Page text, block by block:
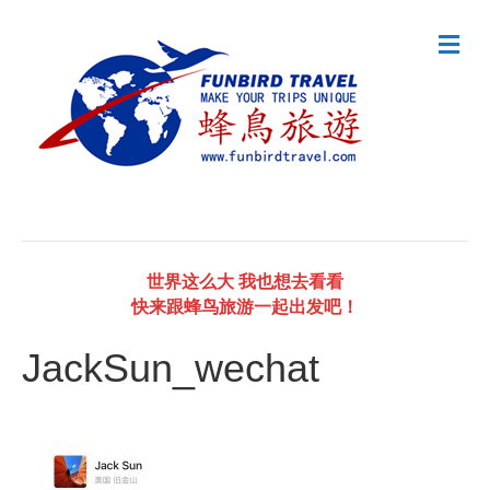
世界这么大 我也想去看看
快来跟蜂鸟旅游一起出发吧！
M
e
JackSun_wechat